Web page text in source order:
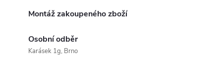
Montáž zakoupeného zboží
Osobní odběr
Karásek 1g, Brno